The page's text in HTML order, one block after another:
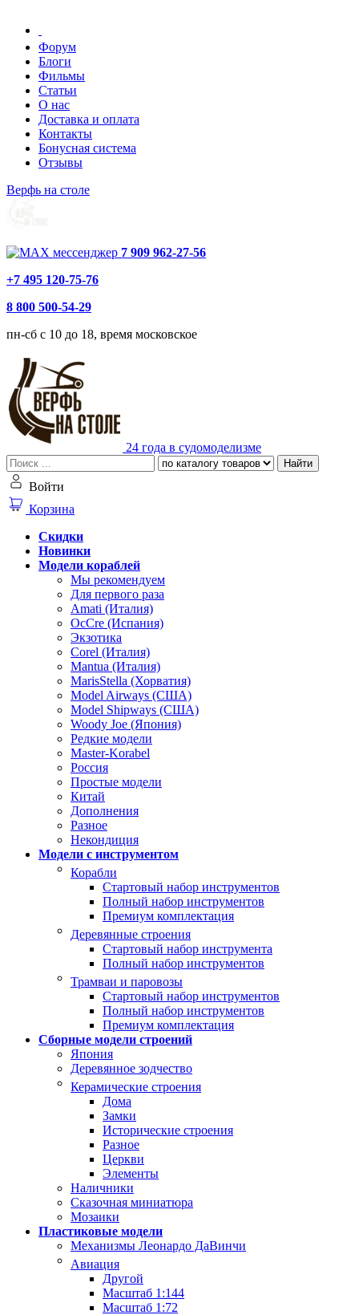
Форум
Блоги
Фильмы
Статьи
О нас
Доставка и оплата
Контакты
Бонусная система
Отзывы
Верфь на столе
7 909 962-27-56
+7 495 120-75-76
8 800 500-54-29
пн-сб с 10 до 18, время московское
24 года в судомоделизме
Найти
Войти
Корзина
Скидки
Новинки
Модели кораблей
Мы рекомендуем
Для первого раза
Amati (Италия)
OcCre (Испания)
Экзотика
Corel (Италия)
Mantua (Италия)
MarisStella (Хорватия)
Model Airways (США)
Model Shipways (США)
Woody Joe (Япония)
Редкие модели
Master-Korabel
Россия
Простые модели
Китай
Дополнения
Разное
Некондиция
Модели с инструментом
Корабли
Стартовый набор инструментов
Полный набор инструментов
Премиум комплектация
Деревянные строения
Стартовый набор инструмента
Полный набор инструментов
Трамваи и паровозы
Стартовый набор инструментов
Полный набор инструментов
Премиум комплектация
Сборные модели строений
Япония
Деревянное зодчество
Керамические строения
Дома
Замки
Исторические строения
Разное
Церкви
Элементы
Наличники
Сказочная миниатюра
Мозаики
Пластиковые модели
Механизмы Леонардо ДаВинчи
Авиация
Другой
Масштаб 1:144
Масштаб 1:72